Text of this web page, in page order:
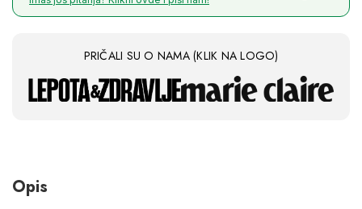
PRIČALI SU O NAMA (KLIK NA LOGO)
Opis